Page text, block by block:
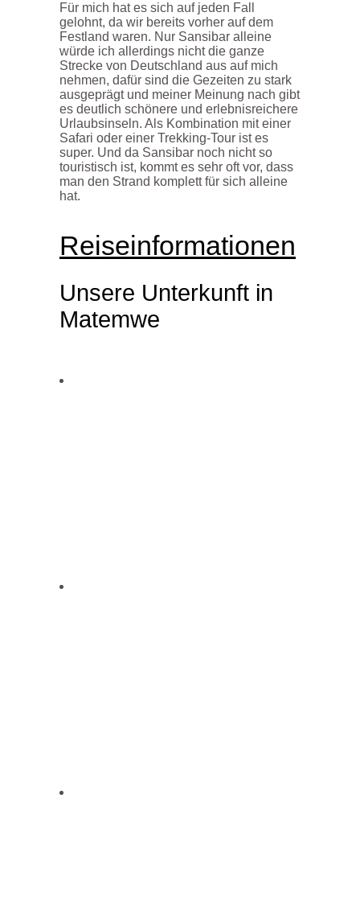
Für mich hat es sich auf jeden Fall
gelohnt, da wir bereits vorher auf dem
Festland waren. Nur Sansibar alleine
würde ich allerdings nicht die ganze
Strecke von Deutschland aus auf mich
nehmen, dafür sind die Gezeiten zu stark
ausgeprägt und meiner Meinung nach gibt
es deutlich schönere und erlebnisreichere
Urlaubsinseln. Als Kombination mit einer
Safari oder einer Trekking-Tour ist es
super. Und da Sansibar noch nicht so
touristisch ist, kommt es sehr oft vor, dass
man den Strand komplett für sich alleine
hat.
Reiseinformationen
Unsere Unterkunft in
Matemwe